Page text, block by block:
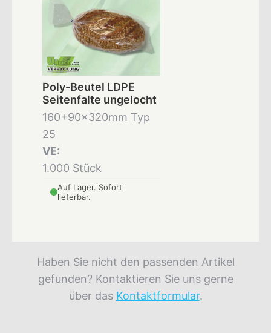
Poly-Beutel LDPE
Seitenfalte ungelocht
160+90x320mm Typ
25
VE:
1.000 Stück
Auf Lager. Sofort
lieferbar.
Haben Sie nicht den passenden Artikel
gefunden? Kontaktieren Sie uns gerne
über das Kontaktformular.